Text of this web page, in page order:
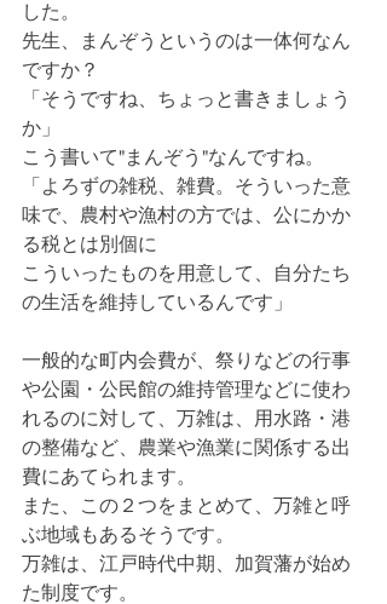
した。
先生、まんぞうというのは一体何なん
ですか？
「そうですね、ちょっと書きましょう
か」
こう書いて"まんぞう"なんですね。
「よろずの雑税、雑費。そういった意
味で、農村や漁村の方では、公にかか
る税とは別個に
こういったものを用意して、自分たち
の生活を維持しているんです」
一般的な町内会費が、祭りなどの行事
や公園・公民館の維持管理などに使わ
れるのに対して、万雑は、用水路・港
の整備など、農業や漁業に関係する出
費にあてられます。
また、この２つをまとめて、万雑と呼
ぶ地域もあるそうです。
万雑は、江戸時代中期、加賀藩が始め
た制度です。